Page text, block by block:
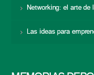
Networking: el arte de
Las ideas para